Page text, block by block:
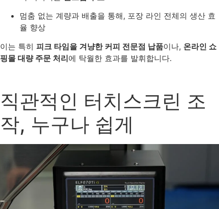
멈춤 없는 계량과 배출을 통해, 포장 라인 전체의 생산 효
율 향상
이는 특히 피크 타임을 겨냥한 커피 전문점 납품이나, 온라인 쇼
핑몰 대량 주문 처리에 탁월한 효과를 발휘합니다.
직관적인 터치스크린 조
작, 누구나 쉽게